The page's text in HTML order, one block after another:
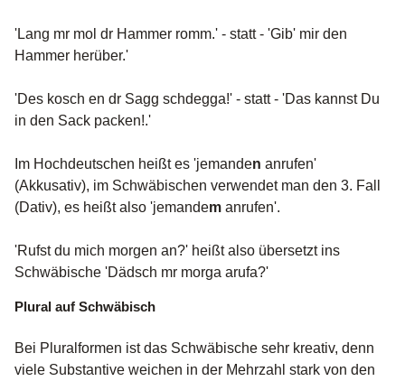
'Lang mr mol dr Hammer romm.' - statt - 'Gib' mir den
Hammer herüber.'
'Des kosch en dr Sagg schdegga!' - statt - 'Das kannst Du
in den Sack packen!.'
Im Hochdeutschen heißt es 'jemanden anrufen'
(Akkusativ), im Schwäbischen verwendet man den 3. Fall
(Dativ), es heißt also 'jemandem anrufen'.
'Rufst du mich morgen an?' heißt also übersetzt ins
Schwäbische 'Dädsch mr morga arufa?'
Plural auf Schwäbisch
Bei Pluralformen ist das Schwäbische sehr kreativ, denn
viele Substantive weichen in der Mehrzahl stark von den